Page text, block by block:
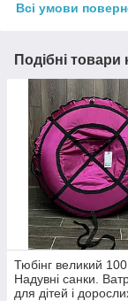
Всі умови
Подібні товари
Тюбінг великий 100
Надувні санки.
для дітей і